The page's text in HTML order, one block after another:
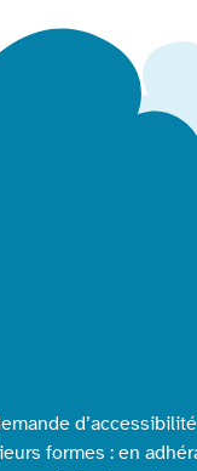
formes : en